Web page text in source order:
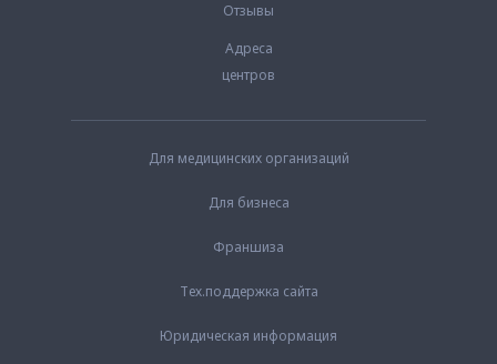
Отзывы
Адреса
центров
Для медицинских организаций
Для бизнеса
Франшиза
Тех.поддержка сайта
Юридическая информация